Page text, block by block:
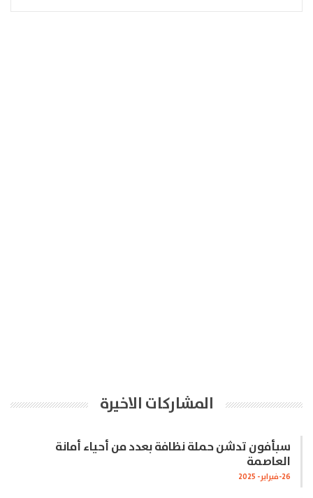
المشاركات الاخيرة
سبأفون تدشن حملة نظافة بعدد من أحياء أمانة
العاصمة
26-فبراير- 2025